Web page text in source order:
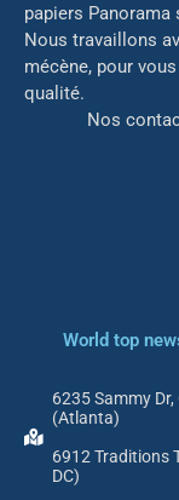
papiers Panorama
Nous travaillons
mécène, pour
qualité.
Nos
World top
6235 Sammy
(Atlanta)
6912 Traditions
DC)